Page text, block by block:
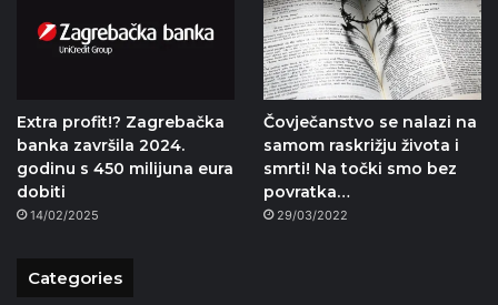
Extra profit!? Zagrebačka
banka završila 2024.
godinu s 450 milijuna eura
dobiti
14/02/2025
Čovječanstvo se nalazi na
samom raskrižju života i
smrti! Na točki smo bez
povratka…
29/03/2022
Categories